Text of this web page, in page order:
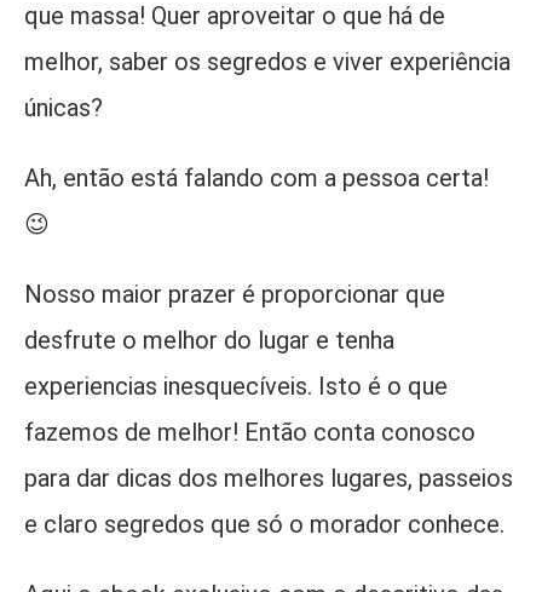
que massa! Quer aproveitar o que há de
melhor, saber os segredos e viver experiência
únicas?
Ah, então está falando com a pessoa certa!
😉
Nosso maior prazer é proporcionar que
desfrute o melhor do lugar e tenha
experiencias inesquecíveis. Isto é o que
fazemos de melhor! Então conta conosco
para dar dicas dos melhores lugares, passeios
e claro segredos que só o morador conhece.